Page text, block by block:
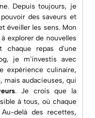
Depuis toujours, je
des saveurs et
éveiller les sens. Mon
explorer de nouvelles
chaque repas d'une
je m'investis avec
expérience culinaire,
, mais audacieuses, qui
. Je crois que la
à tous, où chaque
delà des recettes,